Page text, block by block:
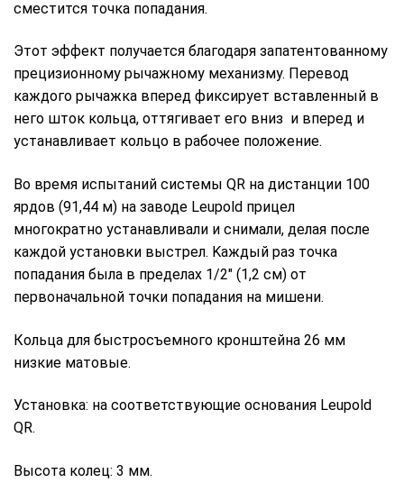
сместится точка попадания.
Этот эффект получается благодаря запатентованному
прецизионному рычажному механизму. Перевод
каждого рычажка вперед фиксирует вставленный в
него шток кольца, оттягивает его вниз и вперед и
устанавливает кольцо в рабочее положение.
Во время испытаний системы QR на дистанции 100
ярдов (91,44 м) на заводе Leupold прицел
многократно устанавливали и снимали, делая после
каждой установки выстрел. Kаждый раз точка
попадания была в пределах 1/2″ (1,2 см) от
первоначальной точки попадания на мишени.
Кольца для быстросъемного кронштейна 26 мм
низкие матовые.
Установка: на соответствующие основания Leupold
QR.
Высота колец: 3 мм.